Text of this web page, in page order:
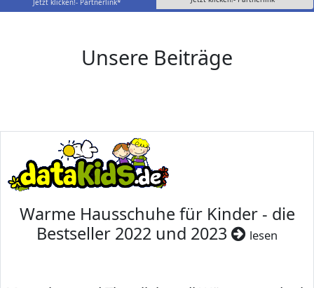
Jetzt klicken!- Partnerlink*
Unsere Beiträge
Warme Hausschuhe für Kinder - die
Bestseller 2022 und 2023
lesen